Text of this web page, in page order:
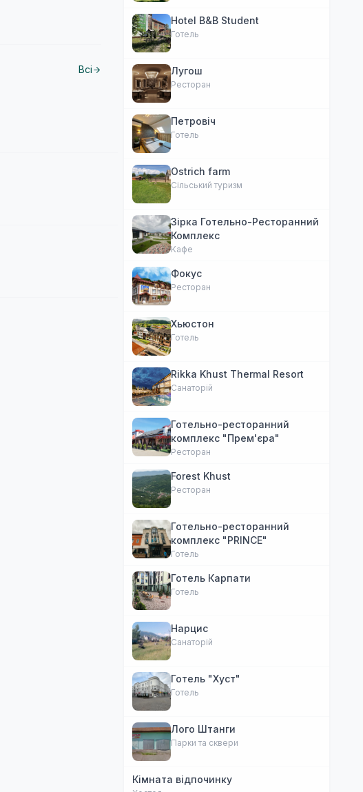
Всі
Hotel B&B Student
Готель
Лугош
Ресторан
Петровіч
Готель
Ostrich farm
Сільський туризм
Зірка Готельно-Ресторанний
Комплекс
Кафе
Фокус
Ресторан
Хьюстон
Готель
Rikka Khust Thermal Resort
Санаторій
Готельно-ресторанний
комплекс "Прем'єра"
Ресторан
Forest Khust
Ресторан
Готельно-ресторанний
комплекс "PRINCE"
Готель
Готель Карпати
Готель
Нарцис
Санаторій
Готель "Хуст"
Готель
Лого Штанги
Парки та сквери
Кімната відпочинку